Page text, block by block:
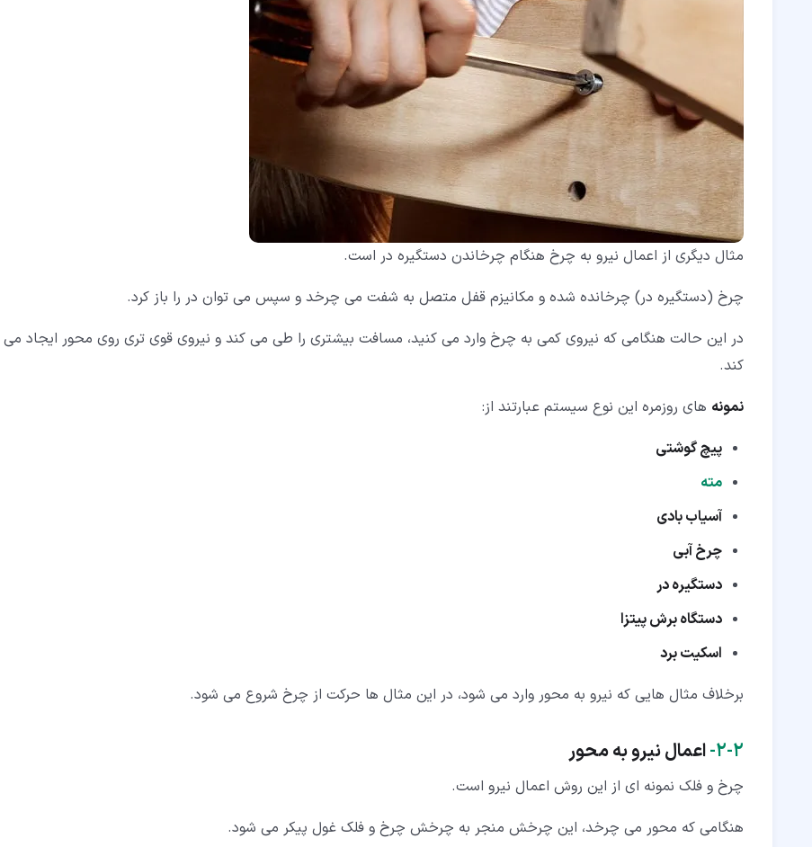
مثال دیگری از اعمال نیرو به چرخ هنگام چرخاندن دستگیره در است.
چرخ (دستگیره در) چرخانده شده و مکانیزم قفل متصل به شفت می چرخد و سپس می توان در را باز کرد.
در این حالت هنگامی که نیروی کمی به چرخ وارد می کنید، مسافت بیشتری را طی می کند و نیروی قوی تری روی محور ایجاد می
کند.
نمونه های روزمره این نوع سیستم عبارتند از:
پیچ گوشتی
مته
آسیاب بادی
چرخ آبی
دستگیره در
دستگاه برش پیتزا
اسکیت برد
برخلاف مثال هایی که نیرو به محور وارد می شود، در این مثال ها حرکت از چرخ شروع می شود.
۲‏-‏۲‏- اعمال نیرو به محور
چرخ و فلک نمونه ای از این روش اعمال نیرو است.
هنگامی که محور می چرخد، این چرخش منجر به چرخش چرخ و فلک غول پیکر می شود.